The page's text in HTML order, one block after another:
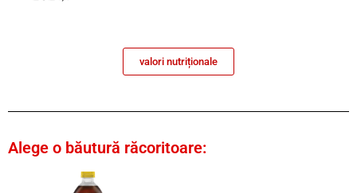
valori nutriționale
Alege o băutură răcoritoare: